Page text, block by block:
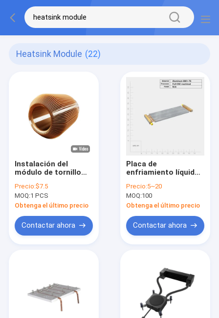
Heatsink Module (22)
Instalación del
módulo de tornillo
de placa fría para
refrigeración
electrónica
Precio:$7.5
MOQ:1 PCS
Obtenga el último precio
Contactar ahora
Placa de
enfriamiento líquido
aluminio Lavabo con
caída de baja presión
y tubo de cobre
Precio:5~20
MOQ:100
Obtenga el último precio
Contactar ahora